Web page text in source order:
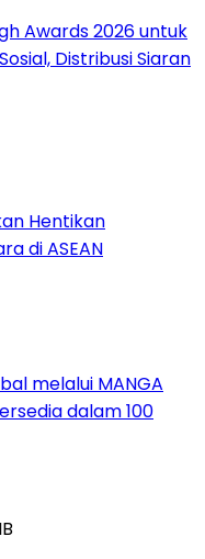
Awards 2026 untuk
Distribusi Siaran
Hentikan
di ASEAN
melalui MANGA
dalam 100